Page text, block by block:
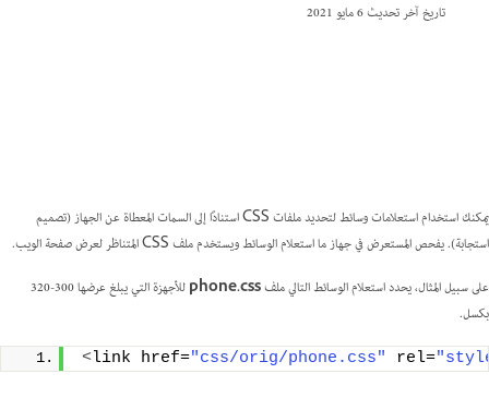
تاريخ آخر تحديث6 مايو 2021
يمكنك استخدام استعلامات وسائط لتحديد ملفات CSS استنادًا إلى السمات المعطاة عن الجهاز (تصميم
استجابة). يفحص المستعرض في جهاز ما استعلام الوسائط ويستخدم ملف CSS المتناظر لعرض صفحة الويب.
على سبيل المثال، يحدد استعلام الوسائط التالي ملفphone.css
للأجهزة التي يبلغ عرضها 300-320
بكسل.
<link href="css/orig/phone.css" rel=